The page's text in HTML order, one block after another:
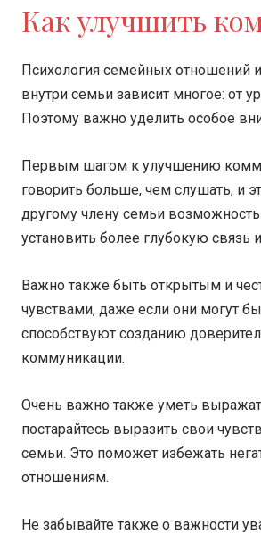
Как улучшить
Психология семейных отношений
внутри семьи зависит многое: от
Поэтому важно уделить особое
Первым шагом к улучшению
говорить больше, чем слушать, и
другому члену семьи
установить более глубокую
Важно также быть открытым и
чувствами, даже если они могут
способствуют созданию
коммуникации.
Очень важно также уметь
постарайтесь выразить свои
семьи. Это поможет избежать
отношениям.
Не забывайте также о важности